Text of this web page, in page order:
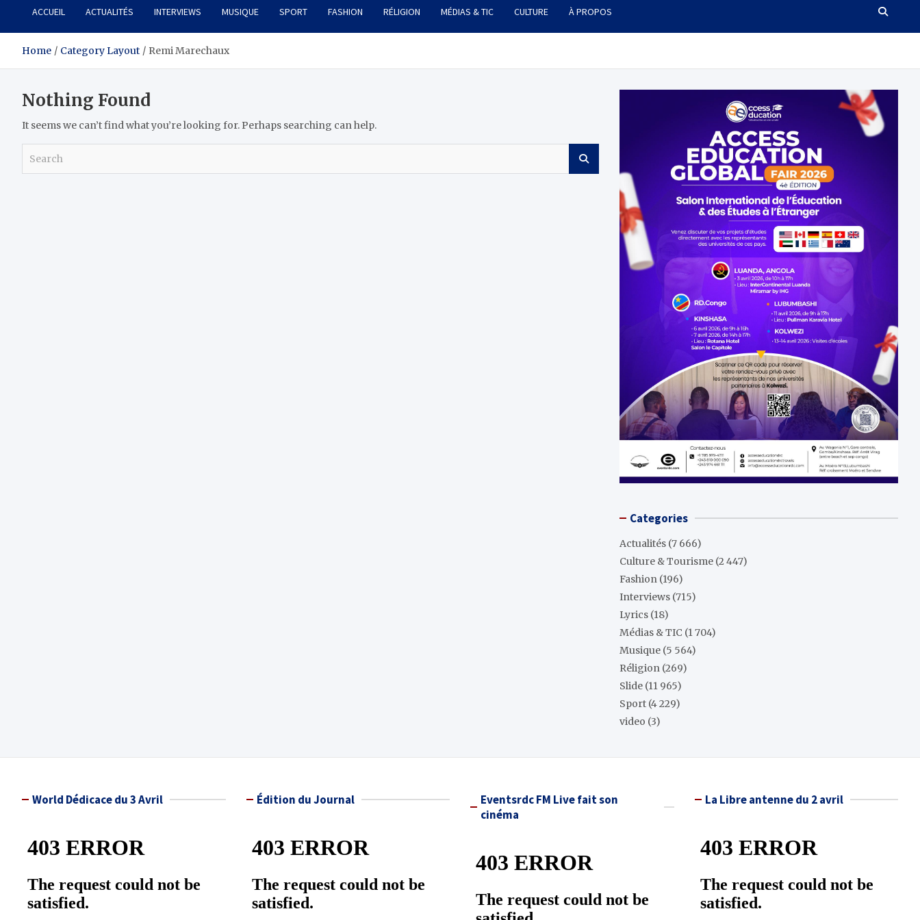
ACCUEIL ACTUALITÉS INTERVIEWS MUSIQUE SPORT FASHION RÉLIGION MÉDIAS & TIC CULTURE À PROPOS
Home Category Layout Remi Marechaux
Nothing Found
It seems we can’t find what you’re looking for. Perhaps searching can help.
Categories
Actualités (7 666)
Culture & Tourisme (2 447)
Fashion (196)
Interviews (715)
Lyrics (18)
Médias & TIC (1 704)
Musique (5 564)
Réligion (269)
Slide (11 965)
Sport (4 229)
video (3)
World Dédicace du 3 Avril Édition du Journal
Eventsrdc FM Live fait son
cinéma
La Libre antenne du 2 avril